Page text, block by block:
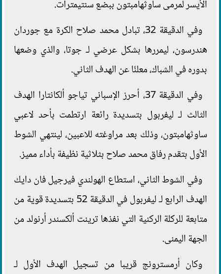
الأيسر لمرمى ساوثهامبتون ببضع سنتيمترات.
وفي الدقيقة 32، تبادل محمد صلاح الكرة مع جوردان
هندرسون، ليمررها بشكل عرضي لـ جوتا، والذي وضعها
بدوره في الشباك، معلنًا عن الهدف الثاني.
وفي الدقيقة 37، أحرز الإسباني تياجو ألكانتارا الهدف
الثالث لـ ليفربول بتسديدة رائعة ارتطمت بأحد لاعبي
ساوثهامبتون، وذلك بعد مراوغته للاعبين، لينتهي الشوط
الأول بتقدم رفاق محمد صلاح بثلاثية نظيفة بأداء مميز.
وفي الشوط الثاني، استطاع الهولندي فيرجيل فان دايك
الهدف الرابع لـ ليفربول في الدقيقة 52 بتسديدة قوية من
متابعة للركلة الركنية التي نفذها ترينت ألكسندر أرنولد من
الجهة اليمنى.
وكان أرمسترونج قريبا من تسجيل الهدف الأول لـ